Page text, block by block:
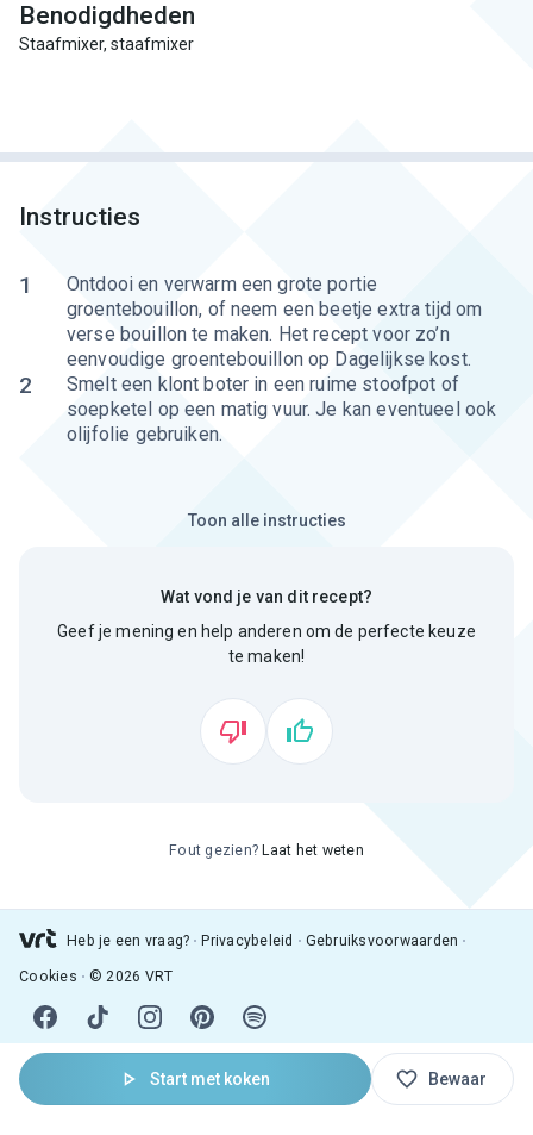
Start met koken Bewaar
Benodigdheden
Staafmixer, staafmixer
Instructies
1
Ontdooi en verwarm een grote portie
groentebouillon, of neem een beetje extra tijd om
verse bouillon te maken. Het recept voor zo’n
eenvoudige groentebouillon op Dagelijkse kost.
2
Smelt een klont boter in een ruime stoofpot of
soepketel op een matig vuur. Je kan eventueel ook
olijfolie gebruiken.
Toon alle instructies
Wat vond je van dit recept?
Geef je mening en help anderen om de perfecte keuze
te maken!
Fout gezien? Laat het weten
Heb je een vraag? Privacybeleid Gebruiksvoorwaarden
Cookies © 2026 VRT